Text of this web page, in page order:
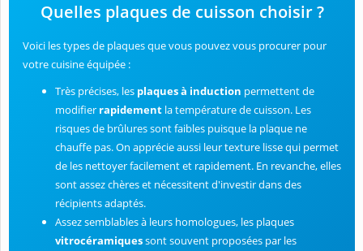
Quelles plaques de cuisson choisir ?
Voici les types de plaques que vous pouvez vous procurer pour
votre cuisine équipée :
Très précises, les plaques à induction permettent de
modifier rapidement la température de cuisson. Les
risques de brûlures sont faibles puisque la plaque ne
chauffe pas. On apprécie aussi leur texture lisse qui permet
de les nettoyer facilement et rapidement. En revanche, elles
sont assez chères et nécessitent d'investir dans des
récipients adaptés.
Assez semblables à leurs homologues, les plaques
vitrocéramiquessont souvent proposées par les